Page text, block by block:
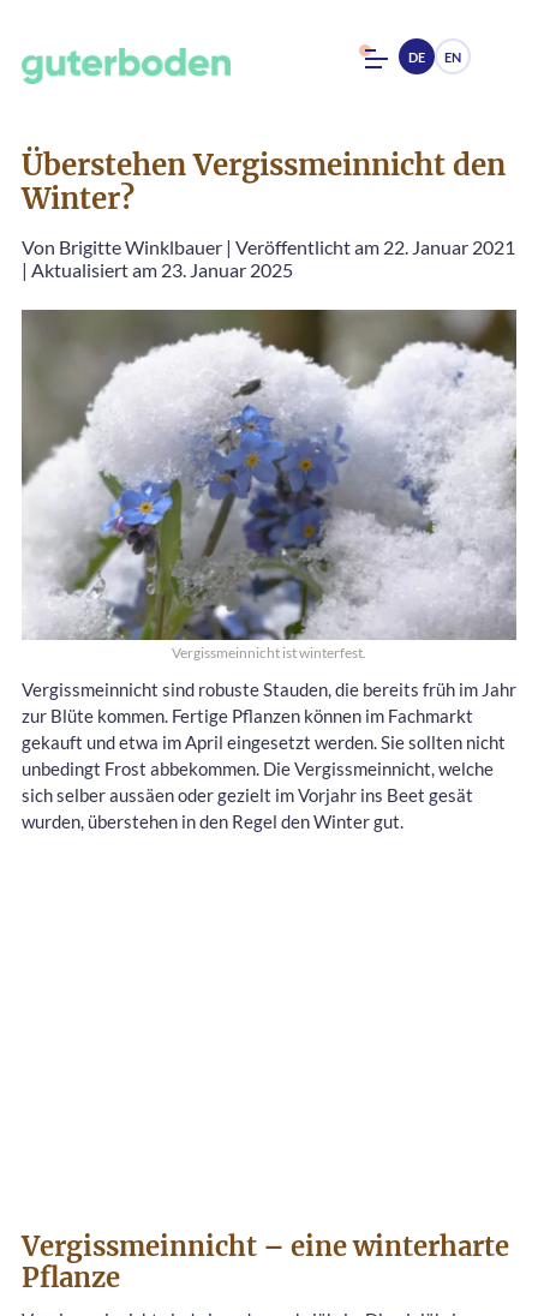
DE EN
Überstehen Vergissmeinnicht den
Winter?
Von Brigitte Winklbauer | Veröffentlicht am 22. Januar 2021
| Aktualisiert am 23. Januar 2025
Vergissmeinnicht ist winterfest.
Vergissmeinnicht sind robuste Stauden, die bereits früh im Jahr
zur Blüte kommen. Fertige Pflanzen können im Fachmarkt
gekauft und etwa im April eingesetzt werden. Sie sollten nicht
unbedingt Frost abbekommen. Die Vergissmeinnicht, welche
sich selber aussäen oder gezielt im Vorjahr ins Beet gesät
wurden, überstehen in den Regel den Winter gut.
Vergissmeinnicht – eine winterharte
Pflanze